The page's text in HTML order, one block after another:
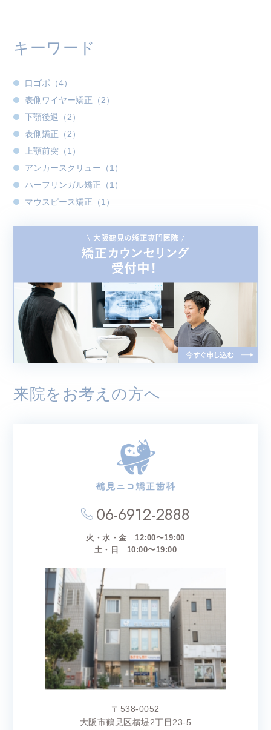
キーワード
口ゴボ（4）
表側ワイヤー矯正（2）
下顎後退（2）
表側矯正（2）
上顎前突（1）
アンカースクリュー（1）
ハーフリンガル矯正（1）
マウスピース矯正（1）
来院をお考えの方へ
06-6912-2888
火・水・金 12:00〜19:00
土・日 10:00〜19:00
〒538-0052
大阪市鶴見区横堤2丁目23-5